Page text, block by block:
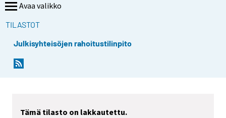
Avaa valikko
TILASTOT
Julkisyhteisöjen rahoitustilinpito
Tämä tilasto on lakkautettu.